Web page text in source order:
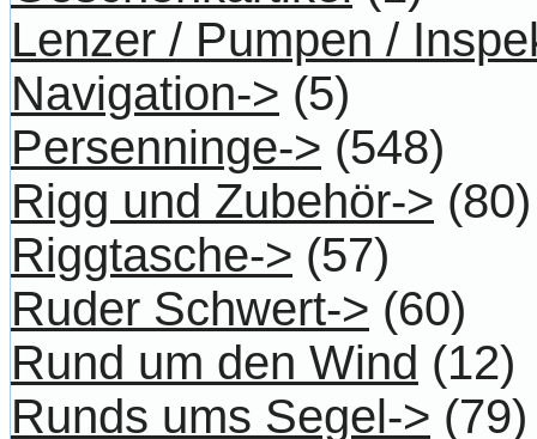
Lenzer / Pumpen /
Navigation-> (5)
Persenninge-> (548)
Rigg und Zubehör-> (80)
Riggtasche-> (57)
Ruder Schwert-> (60)
Rund um den Wind (12)
Runds ums Segel-> (79)